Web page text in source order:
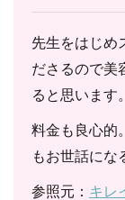
先生をはじめ
ださるので美
ると思います。
料金も良心的
もお世話にな
参照元： キレ